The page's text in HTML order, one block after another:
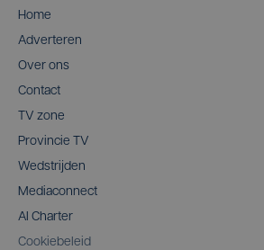
Home
Adverteren
Over ons
Contact
TV zone
Provincie TV
Wedstrijden
Mediaconnect
AI Charter
Cookiebeleid